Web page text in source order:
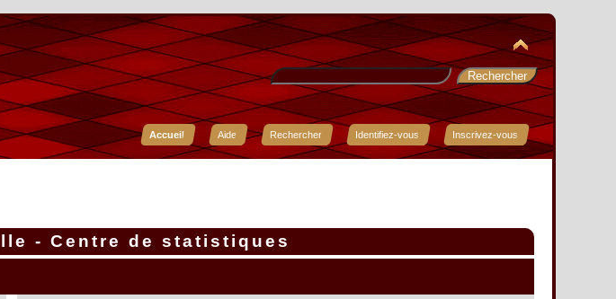
Accueil
Aide Rechercher Identifiez-vous Inscrivez-vous
- Centre de statistiques